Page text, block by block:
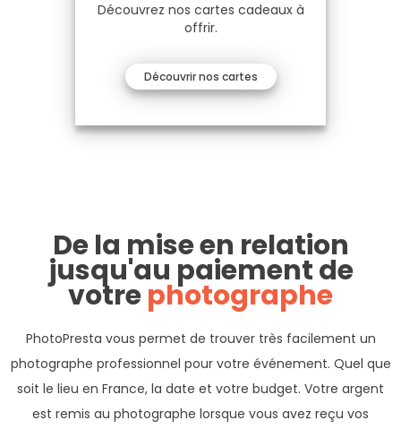
Découvrez nos cartes cadeaux à
offrir.
Découvrir nos cartes
De la mise en relation
jusqu'au paiement de
votrephotographe
PhotoPresta vous permet de trouver très facilement un
photographe professionnel pour votre événement. Quel que
soit le lieu en France, la date et votre budget. Votre argent
est remis au photographe lorsque vous avez reçu vos